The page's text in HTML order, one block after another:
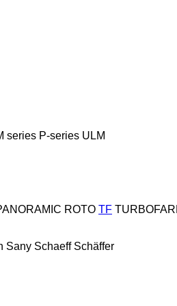
series P-series ULM
ROTO TF
Sany Schaeff Schäffer